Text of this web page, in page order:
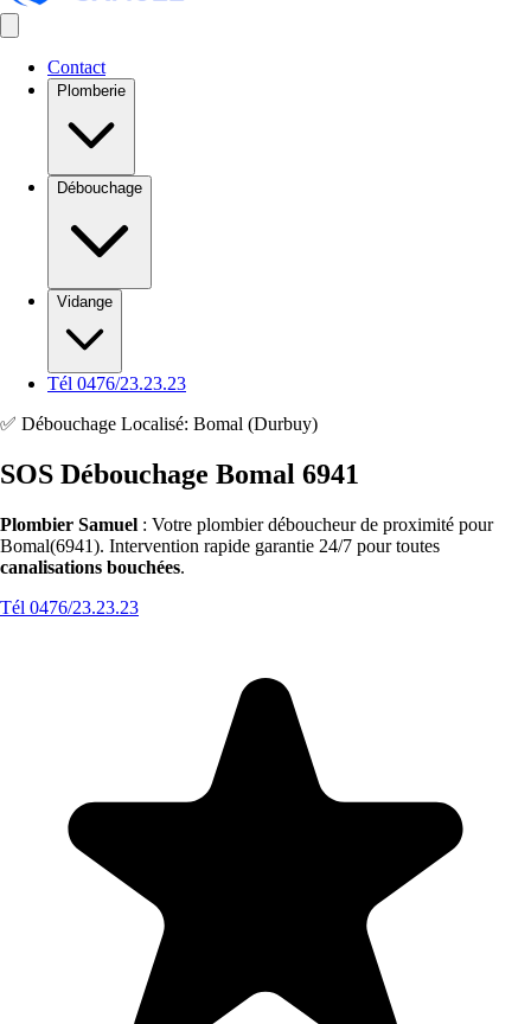
Contact
Plomberie
Débouchage
Vidange
Tél 0476/23.23.23
✅ Débouchage Localisé: Bomal (Durbuy)
SOS Débouchage Bomal 6941
Plombier Samuel : Votre plombier déboucheur de proximité pour
Bomal(6941). Intervention rapide garantie 24/7 pour toutes
canalisations bouchées.
Tél 0476/23.23.23